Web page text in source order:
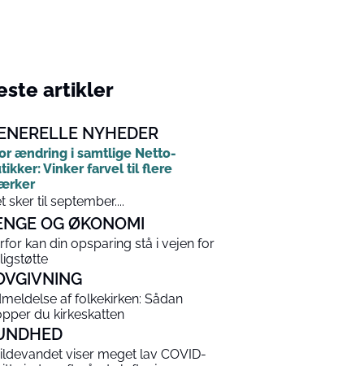
artikler
NYHEDER
ændring i samtlige Netto-
Vinker farvel til flere
sker til september....
OG ØKONOMI
kan din opsparing stå i vejen for
af folkekirken: Sådan
du kirkeskatten
viser meget lav COVID-